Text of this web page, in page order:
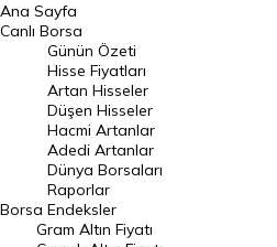
BIST 100 Hisseleri
En Çok Artan Hisseler
En Çok Düşen Hisseler
Hacmi Artanlar
Geçmiş Kapanışlar
Dünya Borsaları
Raporlar
Ana Sayfa
Canlı Borsa
Borsa
Günün Özeti
Hisse Fiyatları
Artan Hisseler
Düşen Hisseler
Hacmi Artanlar
Adedi Artanlar
Dünya Borsaları
Raporlar
Endeksler
Gram Altın Fiyatı